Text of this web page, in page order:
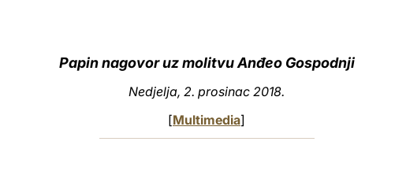
Papin nagovor uz molitvu Anđeo Gospodnji
Nedjelja, 2. prosinac 2018.
[Multimedia]